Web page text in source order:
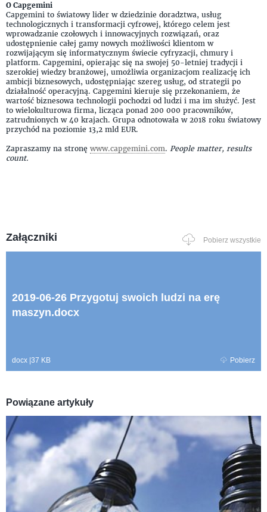
O Capgemini
Capgemini to światowy lider w dziedzinie doradztwa, usług
technologicznych i transformacji cyfrowej, którego celem jest
wprowadzanie czołowych i innowacyjnych rozwiązań, oraz
udostępnienie całej gamy nowych możliwości klientom w
rozwijającym się informatycznym świecie cyfryzacji, chmury i
platform. Capgemini, opierając się na swojej 50-letniej tradycji i
szerokiej wiedzy branżowej, umożliwia organizacjom realizację ich
ambicji biznesowych, udostępniając szereg usług, od strategii po
działalność operacyjną. Capgemini kieruje się przekonaniem, że
wartość biznesowa technologii pochodzi od ludzi i ma im służyć. Jest
to wielokulturowa firma, licząca ponad 200 000 pracowników,
zatrudnionych w 40 krajach. Grupa odnotowała w 2018 roku światowy
przychód na poziomie 13,2 mld EUR.
Zapraszamy na stronę www.capgemini.com. People matter, results
count.
Załączniki Pobierz wszystkie
2019-06-26 Przygotuj swoich ludzi na erę
maszyn.docx
docx 37 KB Pobierz
Powiązane artykuły